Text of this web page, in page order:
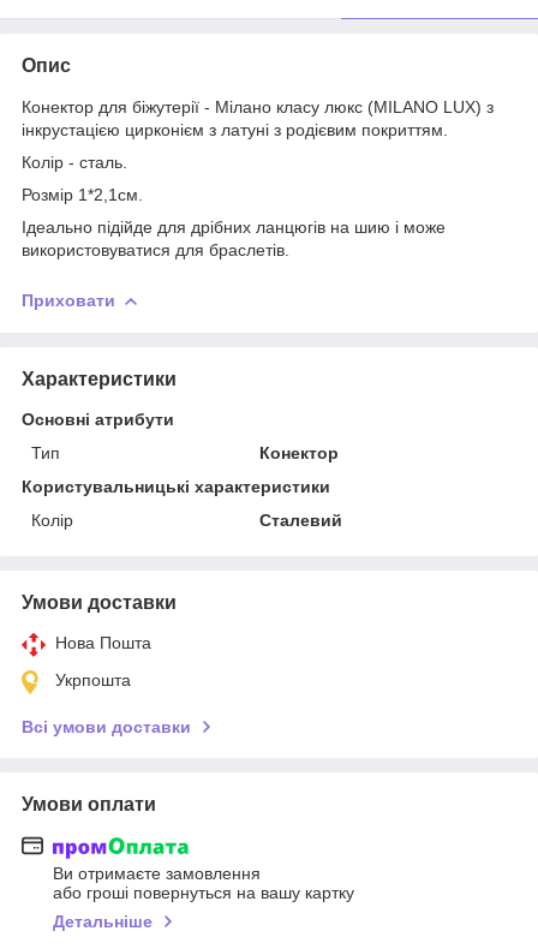
Опис
Конектор для біжутерії - Мілано класу люкс (MILANO LUX) з
інкрустацією цирконієм з латуні з родієвим покриттям.
Колір - сталь.
Розмір 1*2,1см.
Ідеально підійде для дрібних ланцюгів на шию і може
використовуватися для браслетів.
Приховати
Характеристики
Основні атрибути
Тип
Конектор
Користувальницькі характеристики
Колір
Сталевий
Умови доставки
Нова Пошта
Укрпошта
Всі умови доставки
Умови оплати
Ви отримаєте замовлення
або гроші повернуться на вашу картку
Детальніше